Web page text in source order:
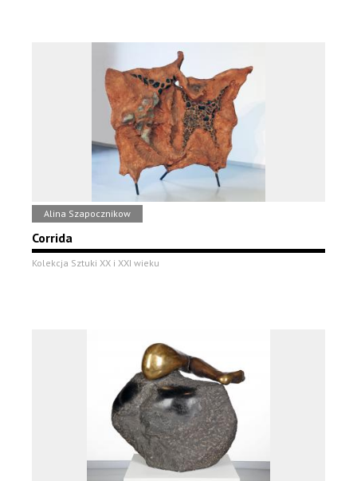
Alina Szapocznikow
Corrida
Kolekcja Sztuki XX i XXI wieku